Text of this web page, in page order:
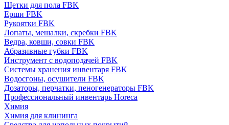
Щетки для пола FBK
Ерши FBK
Рукоятки FBK
Лопаты, мешалки, скребки FBK
Ведра, ковши, совки FBK
Абразивные губки FBK
Инструмент с водоподачей FBK
Системы хранения инвентаря FBK
Водосгоны, осушители FBK
Дозаторы, перчатки, пеногенераторы FBK
Профессиональный инвентарь Horeca
Химия
Химия для клининга